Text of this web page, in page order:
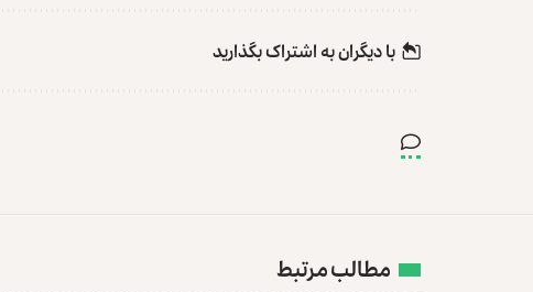
با دیگران به‌‌ اشتراک بگذارید
مطالب مرتبط